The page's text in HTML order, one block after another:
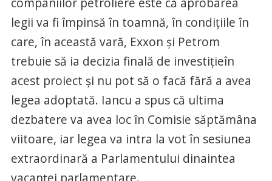
legii va fi împinsă în toamnă, în condiţiile în
care, în această vară, Exxon şi Petrom
trebuie să ia decizia finală de investiţieîn
acest proiect şi nu pot să o facă fără a avea
legea adoptată. Iancu a spus că ultima
dezbatere va avea loc în Comisie săptămâna
viitoare, iar legea va intra la vot în sesiunea
extraordinară a Parlamentului dinaintea